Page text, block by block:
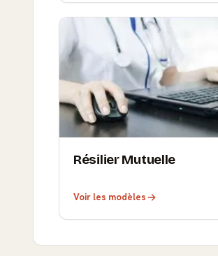
Résilier Mutuelle
Voir les modèles